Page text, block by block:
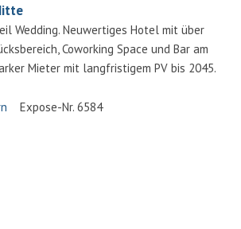
Wedding. Neuwertiges Hotel mit über
Coworking Space und Bar am
Mieter mit langfristigem PV bis 2045.
Expose-Nr. 6584